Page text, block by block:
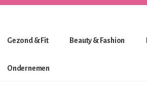
Gezond & Fit Beauty & Fashion
Ondernemen